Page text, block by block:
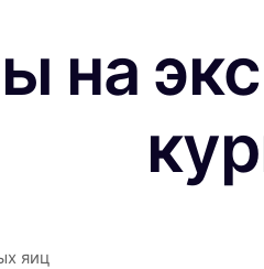
на